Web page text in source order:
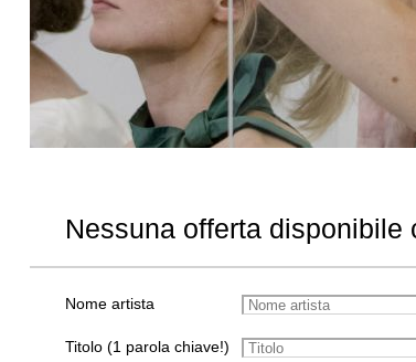
Nessuna offerta disponibile
Nome artista
Titolo (1 parola chiave!)